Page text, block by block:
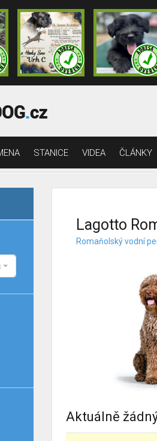
STANICE VIDEA ČLÁNKY
vodní pes
Lagotto
Romaňolský vodní
Aktuálně